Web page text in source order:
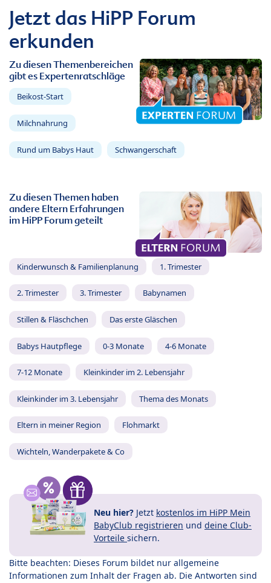
Jetzt das HiPP Forum
erkunden
Zu diesen Themenbereichen
gibt es Expertenratschläge
Beikost-Start
Milchnahrung
Rund um Babys Haut Schwangerschaft
Zu diesen Themen haben
andere Eltern Erfahrungen
im HiPP Forum geteilt
Kinderwunsch & Familienplanung 1. Trimester
2. Trimester 3. Trimester Babynamen
Stillen & Fläschchen Das erste Gläschen
Babys Hautpflege 0-3 Monate 4-6 Monate
7-12 Monate Kleinkinder im 2. Lebensjahr
Kleinkinder im 3. Lebensjahr Thema des Monats
Eltern in meiner Region Flohmarkt
Wichteln, Wanderpakete & Co
Neu hier? Jetzt kostenlos im HiPP Mein
BabyClub registrieren und deine Club-
Vorteile sichern.
Bitte beachten: Dieses Forum bildet nur allgemeine
Informationen zum Inhalt der Fragen ab. Die Antworten sind